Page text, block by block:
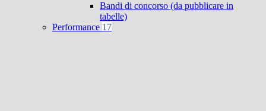
Bandi di concorso (da pubblicare in
tabelle)
Performance 17